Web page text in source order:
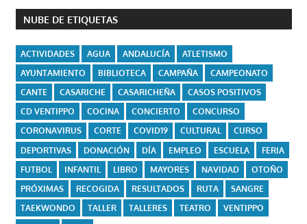
NUBE DE ETIQUETAS
ACTIVIDADES AGUA ANDALUCÍA
ATLETISMO
AYUNTAMIENTO
BIBLIOTECA CAMPAÑA
CAMPEONATO
CANTE
CASARICHE CASARICHEÑA
CASOS POSITIVOS
CD VENTIPPO
COCINA CONCIERTO
CONCURSO
CORONAVIRUS
CORTE COVID19 CULTURAL
CURSO
DEPORTIVAS
DONACIÓN DÍA EMPLEO ESCUELA
FERIA
FUTBOL
INFANTIL LIBRO MAYORES NAVIDAD
OTOÑO
PRÓXIMAS
RECOGIDA RESULTADOS RUTA
SANGRE
TAEKWONDO
TALLER TALLERES TEATRO
VENTIPPO